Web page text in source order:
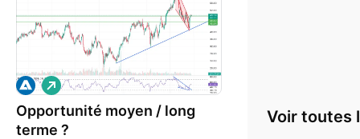
Opportunité moyen / long
terme ?
L
o
n
Voir toutes